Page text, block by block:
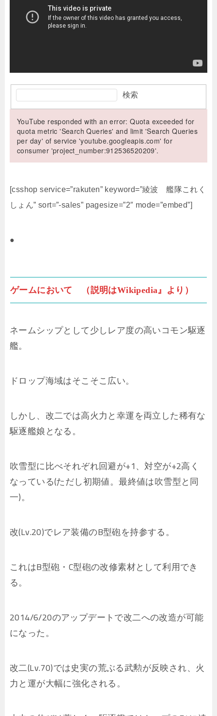
検索
YouTube responded with an error: Quota exceeded for
quota metric 'Search Queries' and limit 'Search Queries
per day' of service 'youtube.googleapis.com' for
consumer 'project_number:912536520209'.
[csshop service=”rakuten” keyword=”綾波 艦隊これく
しょん” sort=”-sales” pagesize=”2″ mode=”embed”]
●
ゲームにおいて （説明はWikipedia』より）
ネームシップとして少しレア度の高いコモン駆逐
艦。
ドロップ海域はそこそこ広い。
しかし、改二では高火力と幸運を両立した稀有な
駆逐艦娘となる。
吹雪型に比べそれぞれ回避が+1、対空が+2高く
なっている(ただし初期値。最終値は吹雪型と同
一)。
改(Lv.20)でレア装備のB型砲を持参する。
これはB型砲・C型砲の改修素材として利用でき
る。
2014/6/20のアップデートで改二への改造が可能
になった。
改二(Lv.70)では史実の荒ぶる武勲が反映され、火
力と運が大幅に強化される。